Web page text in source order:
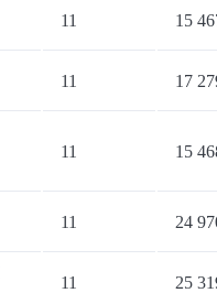
11 15
11 17
11 15
11 24
11 25